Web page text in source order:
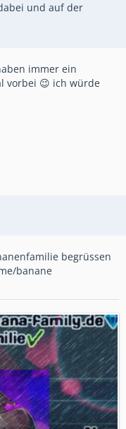
und auf der
immer ein
vorbei 😉 ich würde
begrüssen
banane